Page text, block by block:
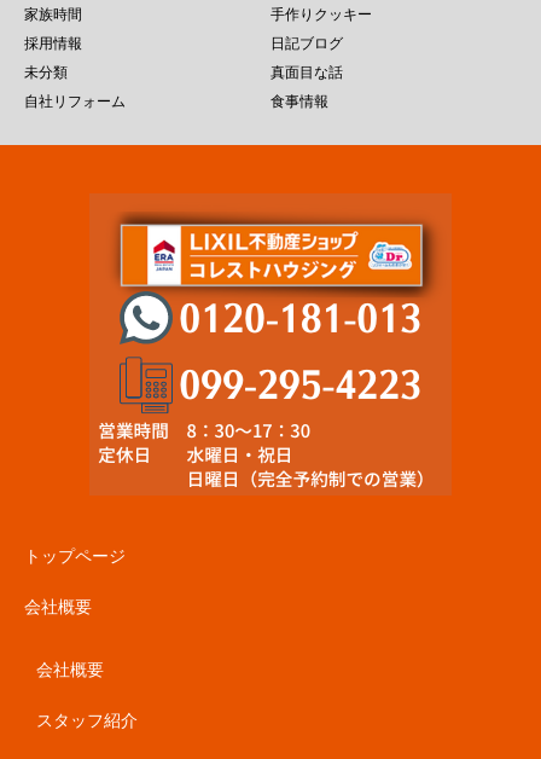
家族時間
手作りクッキー
採用情報
日記ブログ
未分類
真面目な話
自社リフォーム
食事情報
トップページ
会社概要
会社概要
スタッフ紹介